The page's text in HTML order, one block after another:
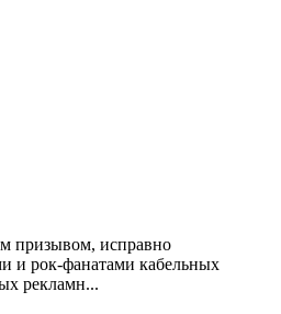
призывом, исправно
и рок-фанатами кабельных
рекламн...